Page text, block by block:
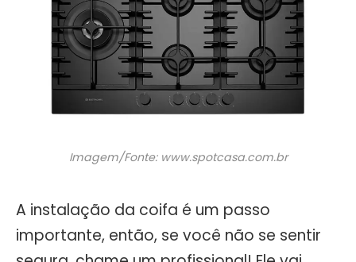
Imagem/Fonte: www.spotcasa.com.br
A instalação da coifa é um passo
importante, então, se você não se sentir